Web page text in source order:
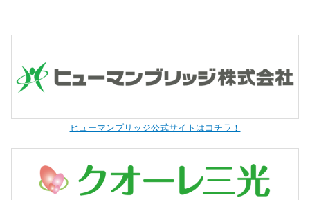
ヒューマンブリッジ公式サイトはコチラ！